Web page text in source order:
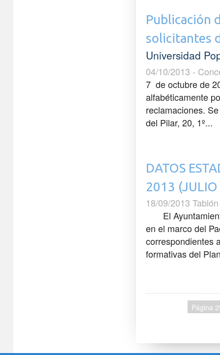
Publicación
solicitantes
Universidad
04/10/2013 -
7 de octubre de
alfabéticamente
reclamaciones.
del Pilar, 20, 1º...
DATOS
2013 (JULIO
18/09/2013
El
en el marco del
correspondientes
formativas del
Página